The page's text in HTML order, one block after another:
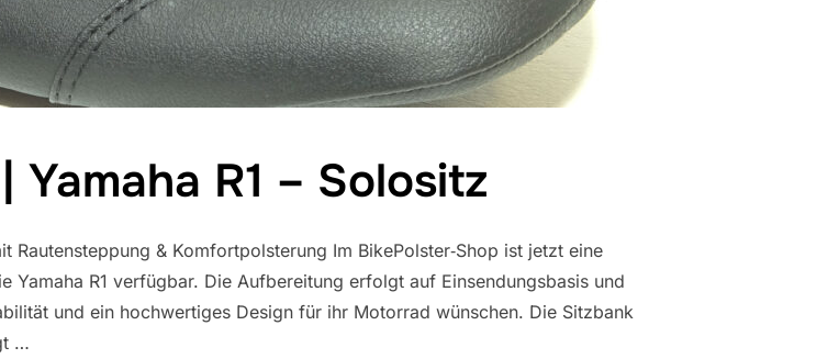
Yamaha R1 – Solositz
Rautensteppung & Komfortpolsterung Im BikePolster‑Shop ist jetzt eine
Yamaha R1 verfügbar. Die Aufbereitung erfolgt auf Einsendungsbasis und
und ein hochwertiges Design für ihr Motorrad wünschen. Die Sitzbank
…